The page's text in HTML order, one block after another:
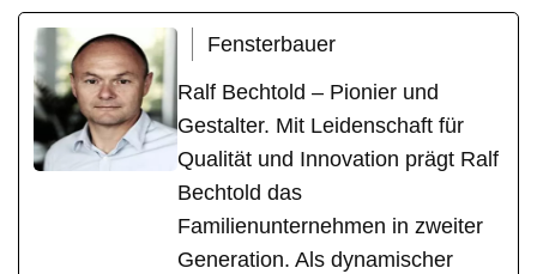
Fensterbauer
Ralf Bechtold – Pionier und
Gestalter. Mit Leidenschaft für
Qualität und Innovation prägt Ralf
Bechtold das
Familienunternehmen in zweiter
Generation. Als dynamischer